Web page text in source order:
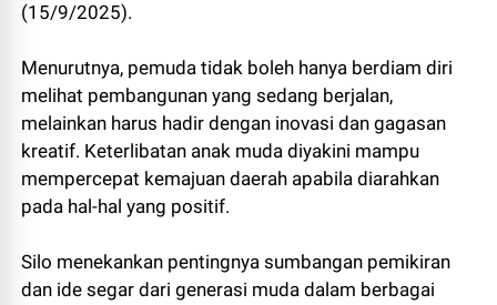
(15/9/2025).
Menurutnya, pemuda tidak boleh hanya berdiam diri
melihat pembangunan yang sedang berjalan,
melainkan harus hadir dengan inovasi dan gagasan
kreatif. Keterlibatan anak muda diyakini mampu
mempercepat kemajuan daerah apabila diarahkan
pada hal-hal yang positif.
Silo menekankan pentingnya sumbangan pemikiran
dan ide segar dari generasi muda dalam berbagai